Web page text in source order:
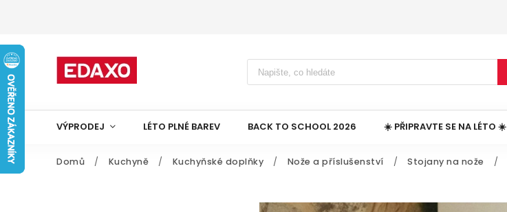
VÝPRODEJ LÉTO PLNÉ BAREV BACK TO SCHOOL 2026 ☀️ PŘIPRAVTE SE NA LÉTO ☀️
Domů / Kuchyně / Kuchyňské doplňky / Nože a příslušenství / Stojany na nože /